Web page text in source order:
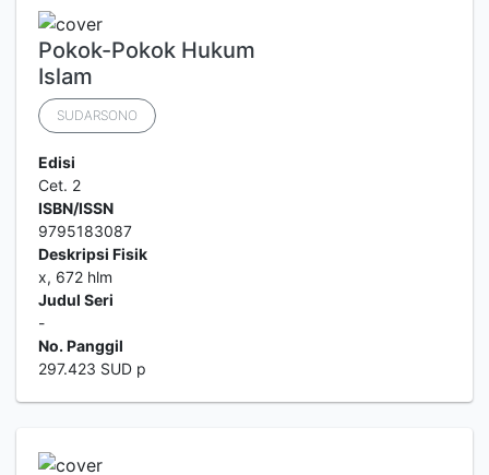
Pokok-Pokok Hukum
Islam
SUDARSONO
Edisi
Cet. 2
ISBN/ISSN
9795183087
Deskripsi Fisik
x, 672 hlm
Judul Seri
-
No. Panggil
297.423 SUD p